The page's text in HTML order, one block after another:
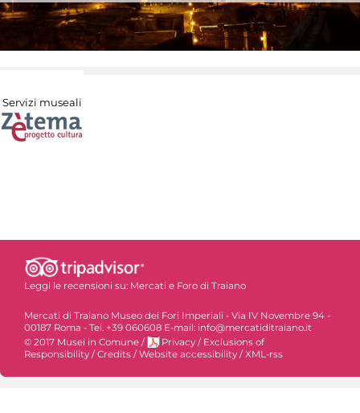
Servizi museali
Leggi le recensioni su: Mercati e Foro di Traiano
Mercati di Traiano Museo dei Fori Imperiali - Via IV Novembre 94 -
00187 Roma - Tel. +39 060608 E-mail: info@mercatiditraiano.it
© 2017 Musei in Comune / Privacy / Exclusions of
Responsibility /Credits /Website accessibility /XML-rss